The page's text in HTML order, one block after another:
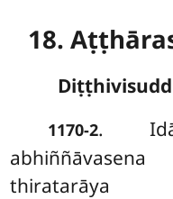
18.
1170-2.
thiratarāya